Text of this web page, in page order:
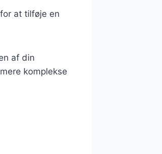
at tilføje en
af din
komplekse